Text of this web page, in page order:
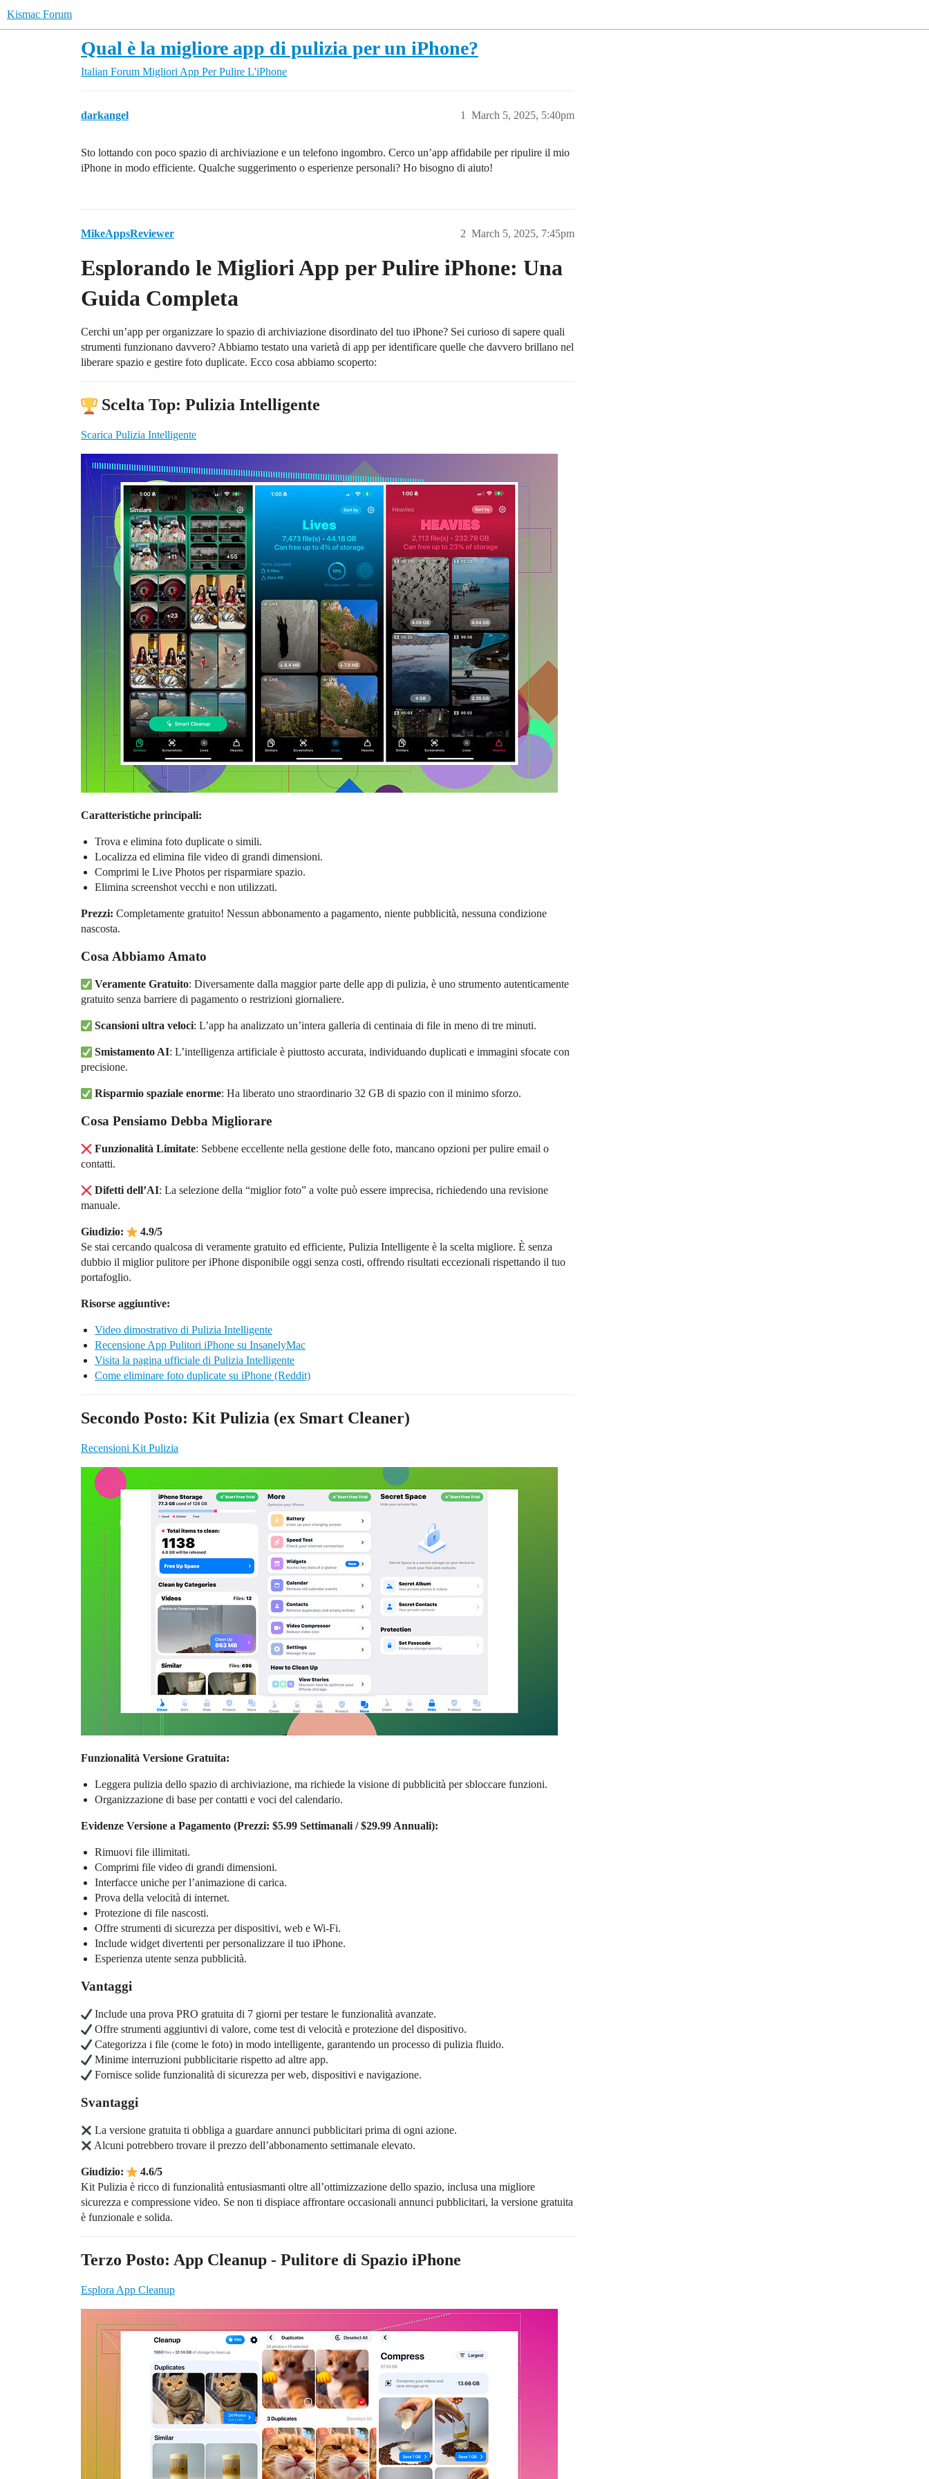
Kismac Forum
Qual è la migliore app di pulizia per un iPhone?
Italian Forum Migliori App Per Pulire L'iPhone
darkangel March 5, 2025, 5:40pm
1
Sto lottando con poco spazio di archiviazione e un telefono ingombro. Cerco un’app affidabile per ripulire il mio
iPhone in modo efficiente. Qualche suggerimento o esperienze personali? Ho bisogno di aiuto!
MikeAppsReviewer March 5, 2025, 7:45pm
2
Esplorando le Migliori App per Pulire iPhone: Una
Guida Completa
Cerchi un’app per organizzare lo spazio di archiviazione disordinato del tuo iPhone? Sei curioso di sapere quali
strumenti funzionano davvero? Abbiamo testato una varietà di app per identificare quelle che davvero brillano nel
liberare spazio e gestire foto duplicate. Ecco cosa abbiamo scoperto:
Scelta Top: Pulizia Intelligente
Scarica Pulizia Intelligente
Caratteristiche principali:
Trova e elimina foto duplicate o simili.
Localizza ed elimina file video di grandi dimensioni.
Comprimi le Live Photos per risparmiare spazio.
Elimina screenshot vecchi e non utilizzati.
Prezzi: Completamente gratuito! Nessun abbonamento a pagamento, niente pubblicità, nessuna condizione
nascosta.
Cosa Abbiamo Amato
Veramente Gratuito: Diversamente dalla maggior parte delle app di pulizia, è uno strumento autenticamente
gratuito senza barriere di pagamento o restrizioni giornaliere.
Scansioni ultra veloci: L’app ha analizzato un’intera galleria di centinaia di file in meno di tre minuti.
Smistamento AI: L’intelligenza artificiale è piuttosto accurata, individuando duplicati e immagini sfocate con
precisione.
Risparmio spaziale enorme: Ha liberato uno straordinario 32 GB di spazio con il minimo sforzo.
Cosa Pensiamo Debba Migliorare
Funzionalità Limitate: Sebbene eccellente nella gestione delle foto, mancano opzioni per pulire email o
contatti.
Difetti dell’AI: La selezione della “miglior foto” a volte può essere imprecisa, richiedendo una revisione
manuale.
Giudizio:
4.9/5
Se stai cercando qualcosa di veramente gratuito ed efficiente, Pulizia Intelligente è la scelta migliore. È senza
dubbio il miglior pulitore per iPhone disponibile oggi senza costi, offrendo risultati eccezionali rispettando il tuo
portafoglio.
Risorse aggiuntive:
Video dimostrativo di Pulizia Intelligente
Recensione App Pulitori iPhone su InsanelyMac
Visita la pagina ufficiale di Pulizia Intelligente
Come eliminare foto duplicate su iPhone (Reddit)
Secondo Posto: Kit Pulizia (ex Smart Cleaner)
Recensioni Kit Pulizia
Funzionalità Versione Gratuita:
Leggera pulizia dello spazio di archiviazione, ma richiede la visione di pubblicità per sbloccare funzioni.
Organizzazione di base per contatti e voci del calendario.
Evidenze Versione a Pagamento (Prezzi: $5.99 Settimanali / $29.99 Annuali):
Rimuovi file illimitati.
Comprimi file video di grandi dimensioni.
Interfacce uniche per l’animazione di carica.
Prova della velocità di internet.
Protezione di file nascosti.
Offre strumenti di sicurezza per dispositivi, web e Wi-Fi.
Include widget divertenti per personalizzare il tuo iPhone.
Esperienza utente senza pubblicità.
Vantaggi
Include una prova PRO gratuita di 7 giorni per testare le funzionalità avanzate.
Offre strumenti aggiuntivi di valore, come test di velocità e protezione del dispositivo.
Categorizza i file (come le foto) in modo intelligente, garantendo un processo di pulizia fluido.
Minime interruzioni pubblicitarie rispetto ad altre app.
Fornisce solide funzionalità di sicurezza per web, dispositivi e navigazione.
Svantaggi
La versione gratuita ti obbliga a guardare annunci pubblicitari prima di ogni azione.
Alcuni potrebbero trovare il prezzo dell’abbonamento settimanale elevato.
Giudizio:
4.6/5
Kit Pulizia è ricco di funzionalità entusiasmanti oltre all’ottimizzazione dello spazio, inclusa una migliore
sicurezza e compressione video. Se non ti dispiace affrontare occasionali annunci pubblicitari, la versione gratuita
è funzionale e solida.
Terzo Posto: App Cleanup - Pulitore di Spazio iPhone
Esplora App Cleanup